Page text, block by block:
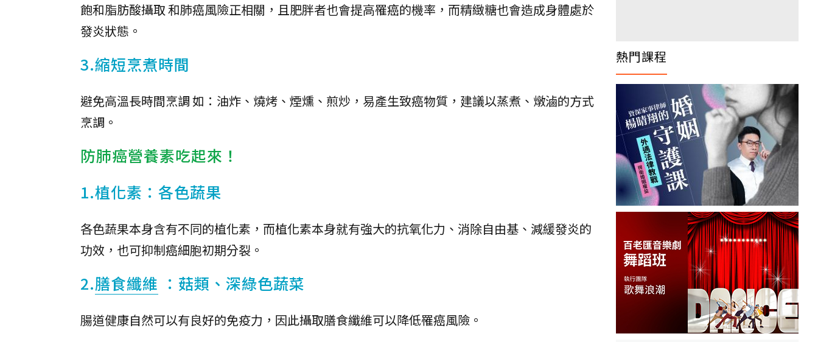
飽和脂肪酸攝取 和肺癌風險正相關，且肥胖者也會提高罹癌的機率，而精緻糖也會造成身體處於
發炎狀態。
3.縮短烹煮時間
避免高溫長時間烹調 如：油炸、燒烤、煙燻、煎炒，易產生致癌物質，建議以蒸煮、燉滷的方式
烹調。
防肺癌營養素吃起來！
1.植化素：各色蔬果
各色蔬果本身含有不同的植化素，而植化素本身就有強大的抗氧化力、消除自由基、減緩發炎的
功效，也可抑制癌細胞初期分裂。
2.膳食纖維 ：菇類、深綠色蔬菜
腸道健康自然可以有良好的免疫力，因此攝取膳食纖維可以降低罹癌風險。
熱門課程